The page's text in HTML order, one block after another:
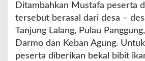
Ditambahkan Mustafa peserta
tersebut berasal dari desa –
Tanjung Lalang, Pulau
Darmo dan Keban Agung.
peserta diberikan bekal bibit